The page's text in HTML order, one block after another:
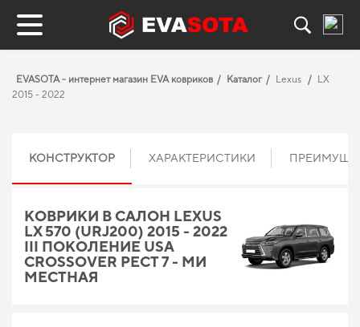
EVASOTA - интернет магазин EVA ковриков Каталог Lexus
LX
2015 - 2022
КОНСТРУКТОР ХАРАКТЕРИСТИКИ
КОВРИКИ В САЛОН LEXUS
LX 570 (URJ200) 2015 - 2022
III ПОКОЛЕНИЕ USA
CROSSOVER РЕСТ 7 - МИ
МЕСТНАЯ